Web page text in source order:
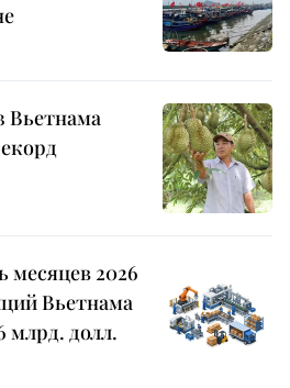
Вьетнама
месяцев 2026
Вьетнама
млрд. долл.